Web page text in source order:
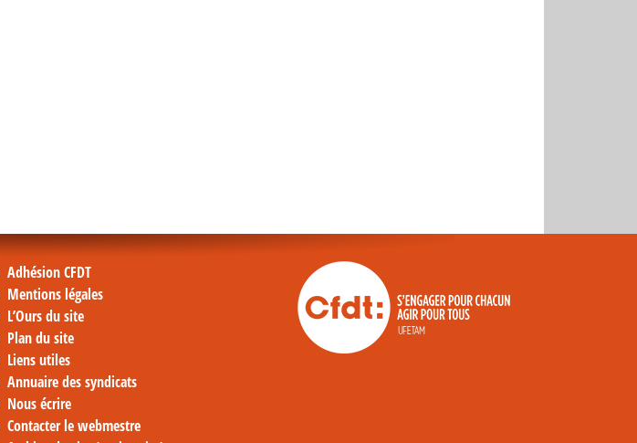
Adhésion CFDT
Mentions légales
L’Ours du site
Plan du site
Liens utiles
Annuaire des syndicats
Nous écrire
Contacter le webmestre